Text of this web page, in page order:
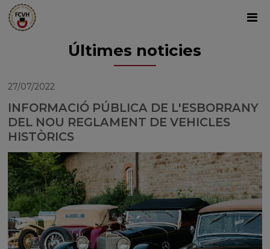
Últimes noticies
27/07/2022
INFORMACIÓ PÚBLICA DE L'ESBORRANY
DEL NOU REGLAMENT DE VEHICLES
HISTÒRICS